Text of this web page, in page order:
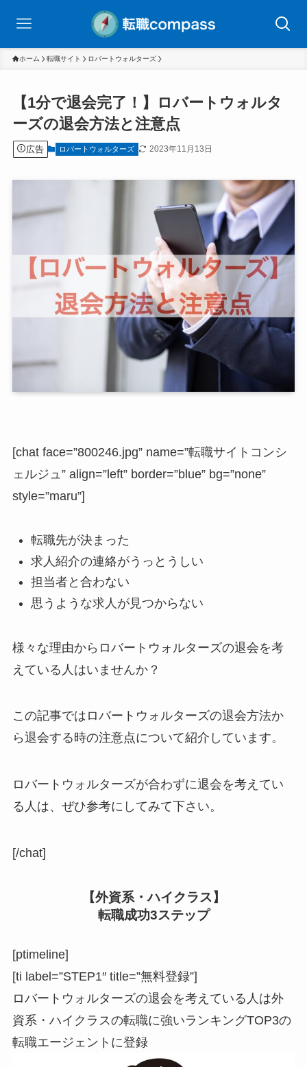
ホーム 転職サイト ロバートウォルターズ
【1分で退会完了！】ロバートウォルタ
ーズの退会方法と注意点
広告 ロバートウォルターズ 2023年11月13日
[chat face=”800246.jpg” name=”転職サイトコンシ
ェルジュ” align=”left” border=”blue” bg=”none”
style=”maru”]
転職先が決まった
求人紹介の連絡がうっとうしい
担当者と合わない
思うような求人が見つからない
様々な理由からロバートウォルターズの退会を考
えている人はいませんか？
この記事ではロバートウォルターズの退会方法か
ら退会する時の注意点について紹介しています。
ロバートウォルターズが合わずに退会を考えてい
る人は、ぜひ参考にしてみて下さい。
[/chat]
【外資系・ハイクラス】
転職成功3ステップ
[ptimeline]
[ti label=”STEP1″ title=”無料登録”]
ロバートウォルターズの退会を考えている人は外
資系・ハイクラスの転職に強いランキングTOP3の
転職エージェントに登録